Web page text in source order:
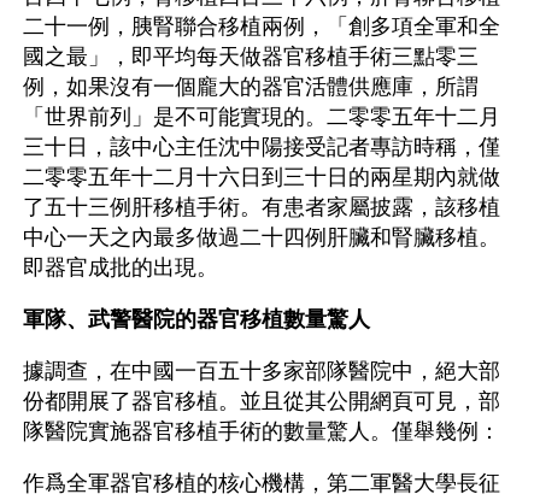
二十一例，胰腎聯合移植兩例，「創多項全軍和全
國之最」，即平均每天做器官移植手術三點零三
例，如果沒有一個龐大的器官活體供應庫，所謂
「世界前列」是不可能實現的。二零零五年十二月
三十日，該中心主任沈中陽接受記者專訪時稱，僅
二零零五年十二月十六日到三十日的兩星期內就做
了五十三例肝移植手術。有患者家屬披露，該移植
中心一天之內最多做過二十四例肝臟和腎臟移植。
即器官成批的出現。
軍隊、武警醫院的器官移植數量驚人
據調查，在中國一百五十多家部隊醫院中，絕大部
份都開展了器官移植。並且從其公開網頁可見，部
隊醫院實施器官移植手術的數量驚人。僅舉幾例：
作爲全軍器官移植的核心機構，第二軍醫大學長征